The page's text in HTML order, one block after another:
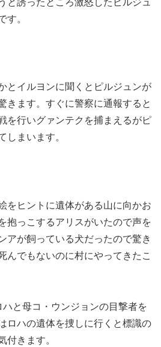
す。
とイルヨンに聞くとピルジュンが
きます。すぐに警察に通報すると
を行いグァンテクを捕まえるがピ
しまいます。
をヒントに遺体がある山に向かお
抱っこするアリスがいたので声を
アが飼っている犬だったので驚き
んでもないのに村にやってきたこ
と母コ・ウンジョンの目撃者を
ロハの遺体を捜しに行くと標識の
付きます。